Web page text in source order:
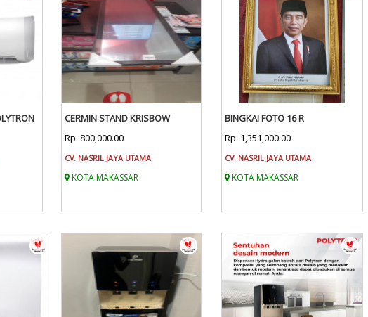
CERMIN STAND KRISBOW
Rp. 800,000.00
CV. NASRIL JAYA UTAMA
KOTA MAKASSAR
BINGKAI FOTO 16 R
Rp. 1,351,000.00
CV. NASRIL JAYA UTAMA
KOTA MAKASSAR